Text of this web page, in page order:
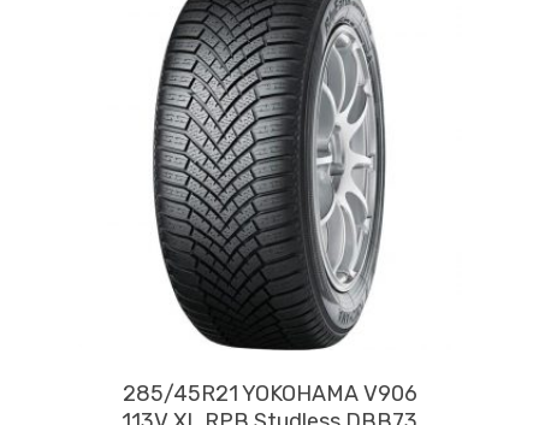
285/45R21 YOKOHAMA V906